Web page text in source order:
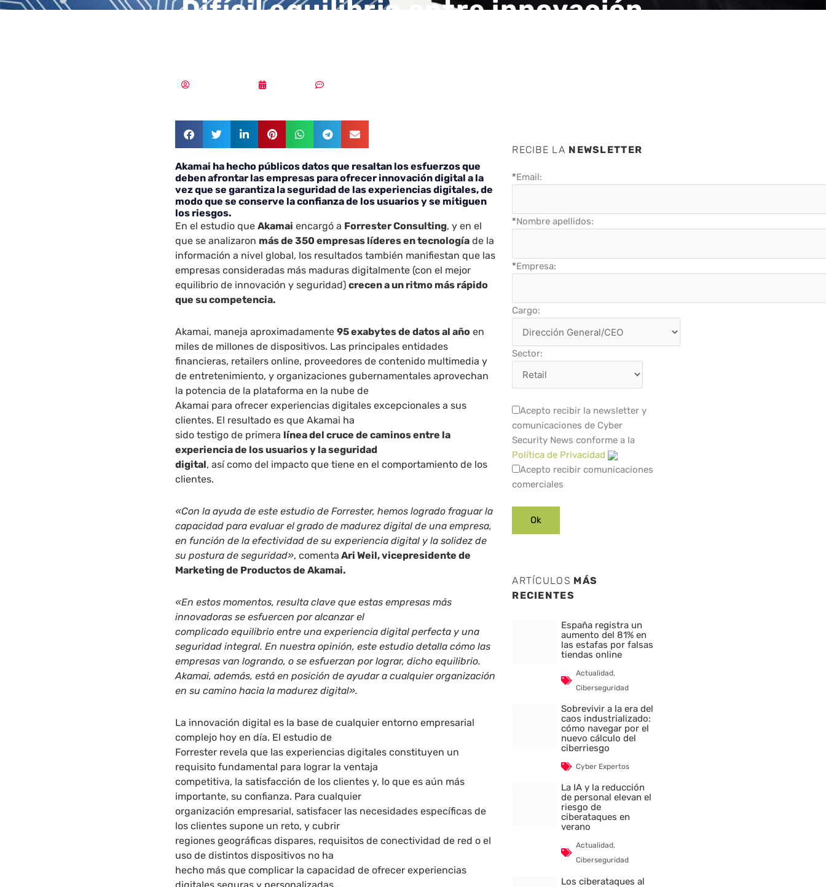
Difícil equilibrio entre innovación
Akamai ha hecho públicos datos que resaltan los esfuerzos que
deben afrontar las empresas para ofrecer innovación digital a la
vez que se garantiza la seguridad de las experiencias digitales, de
modo que se conserve la confianza de los usuarios y se mitiguen
los riesgos.
En el estudio queAkamai encargó a Forrester Consulting, y en el
que se analizaron más de 350 empresas líderes en tecnología de la
información a nivel global, los resultados también manifiestan que las
empresas consideradas más maduras digitalmente (con el mejor
equilibrio de innovación y seguridad)crecen a un ritmo más rápido
que su competencia.
Akamai, maneja aproximadamente95 exabytes de datos al año en
miles de millones de dispositivos. Las principales entidades
financieras, retailers online, proveedores de contenido multimedia y
de entretenimiento, y organizaciones gubernamentales aprovechan
la potencia de la plataforma en la nube de
Akamai para ofrecer experiencias digitales excepcionales a sus
clientes. El resultado es que Akamai ha
sido testigo de primera línea del cruce de caminos entre la
experiencia de los usuarios y la seguridad
digital, así como del impacto que tiene en el comportamiento de los
clientes.
«Con la ayuda de este estudio de Forrester, hemos logrado fraguar la
capacidad para evaluar el grado de madurez digital de una empresa,
en función de la efectividad de su experiencia digital y la solidez de
su postura de seguridad», comenta Ari Weil, vicepresidente de
Marketing de Productos de Akamai.
«En estos momentos, resulta clave que estas empresas más
innovadoras se esfuercen por alcanzar el
complicado equilibrio entre una experiencia digital perfecta y una
seguridad integral. En nuestra opinión,este estudio detalla cómo las
empresas van logrando, o se esfuerzan por lograr, dicho equilibrio.
Akamai,además, está en posición de ayudar a cualquier organización
en su camino hacia la madurez digital».
La innovación digital es la base de cualquier entorno empresarial
complejo hoy en día. El estudio de
Forrester revela que las experiencias digitales constituyen un
requisito fundamental para lograr la ventaja
competitiva, la satisfacción de los clientes y, lo que es aún más
importante, su confianza. Para cualquier
organización empresarial, satisfacer las necesidades específicas de
los clientes supone un reto, y cubrir
regiones geográficas dispares, requisitos de conectividad de red o el
uso de distintos dispositivos no ha
hecho más que complicar la capacidad de ofrecer experiencias
digitales seguras y personalizadas.
RECIBE LA NEWSLETTER
*Email:
*Nombre apellidos:
*Empresa:
Cargo:
Sector:
Acepto recibir la newsletter y
comunicaciones de Cyber
Security News conforme a la
Política de Privacidad
Acepto recibir comunicaciones
comerciales
ARTÍCULOS MÁS
RECIENTES
España registra un
aumento del 81% en
las estafas por falsas
tiendas online
Actualidad,
Ciberseguridad
Sobrevivir a la era del
caos industrializado:
cómo navegar por el
nuevo cálculo del
ciberriesgo
Cyber Expertos
La IA y la reducción
de personal elevan el
riesgo de
ciberataques en
verano
Actualidad,
Ciberseguridad
Los ciberataques al